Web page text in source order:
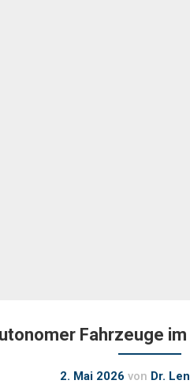
Fahrzeuge
2. Mai 2026 von Dr.